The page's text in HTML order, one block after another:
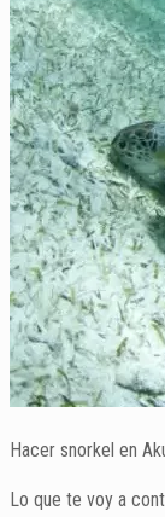
Hacer snorkel en
Lo que te voy a